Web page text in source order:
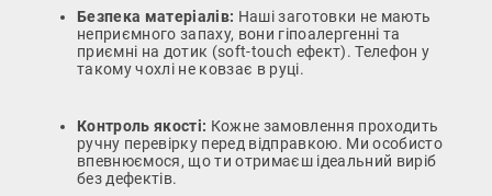
Безпека матеріалів: Наші заготовки не мають
неприємного запаху, вони гіпоалергенні та
приємні на дотик (soft-touch ефект). Телефон у
такому чохлі не ковзає в руці.
Контроль якості: Кожне замовлення проходить
ручну перевірку перед відправкою. Ми особисто
впевнюємося, що ти отримаєш ідеальний виріб
без дефектів.